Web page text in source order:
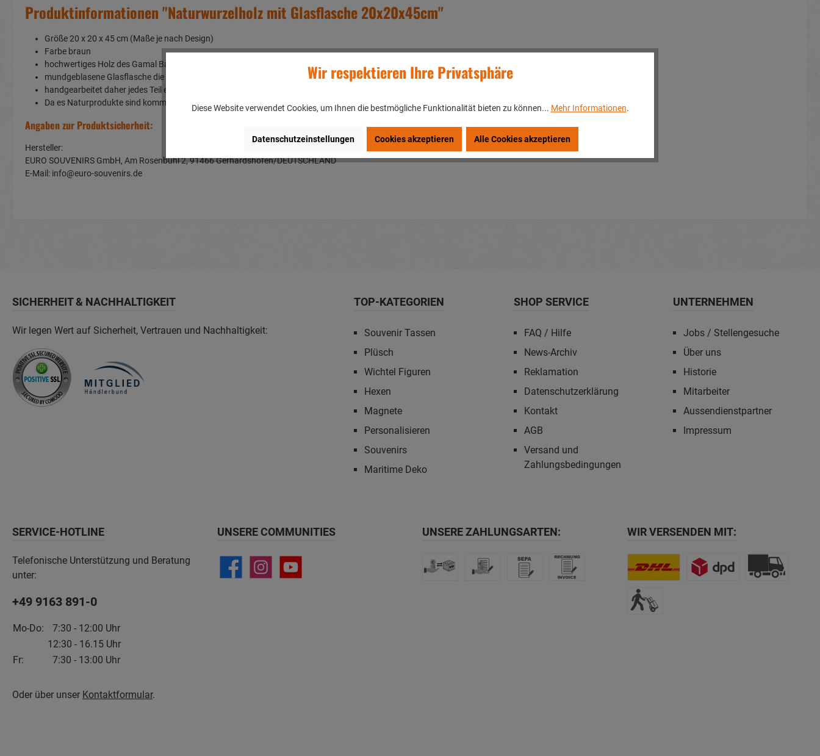
Produktinformationen "Naturwurzelholz mit Glasflasche 20x20x45cm"
Größe 20 x 20 x 45 cm (Maße je nach Design)
Farbe braun
hochwertiges Holz des Gamal Baumes
mundgeblasene Glasflasche die direkt auf die Wurzel aufgesetzt wird und somit im perfekten Einklang ist
handgearbeitet daher jedes Teil ein Unikat
Da es Naturprodukte sind kommt es zu Abweichungen in Form, Farbe sowie Größe
Angaben zur Produktsicherheit:
Hersteller:
EURO SOUVENIRS GmbH, Am Rosenbühl 2, 91466 Gerhardshofen/DEUTSCHLAND
E-Mail: info@euro-souvenirs.de
SICHERHEIT & NACHHALTIGKEIT
Wir legen Wert auf Sicherheit, Vertrauen und Nachhaltigkeit:
TOP-KATEGORIEN
Souvenir Tassen
Plüsch
Wichtel Figuren
Hexen
Magnete
Personalisieren
Souvenirs
Maritime Deko
SHOP SERVICE
FAQ / Hilfe
News-Archiv
Reklamation
Datenschutzerklärung
Kontakt
AGB
Versand und
Zahlungsbedingungen
UNTERNEHMEN
Jobs / Stellengesuche
Über uns
Historie
Mitarbeiter
Aussendienstpartner
Impressum
SERVICE-HOTLINE
Telefonische Unterstützung und Beratung
unter:
+49 9163 891-0
Mo-Do:
7:30 - 12:00 Uhr
12:30 - 16.15 Uhr
Fr:
7:30 - 13:00 Uhr
Oder über unser Kontaktformular.
UNSERE COMMUNITIES UNSERE ZAHLUNGSARTEN: WIR VERSENDEN MIT:
Wir respektieren Ihre Privatsphäre
Diese Website verwendet Cookies, um Ihnen die bestmögliche Funktionalität bieten zu können... Mehr Informationen.
Datenschutzeinstellungen Cookies akzeptieren Alle Cookies akzeptieren